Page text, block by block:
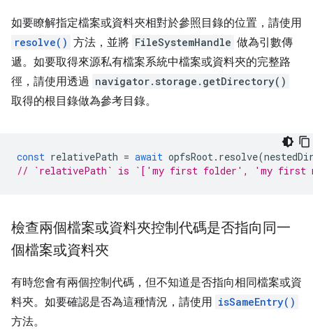
如要瞭解指定檔案或資料夾相對於參照目錄的位置，請使用
resolve() 方法，並將 FileSystemHandle 做為引數傳
遞。如要取得來源私有檔案系統中檔案或資料夾的完整路
徑，請使用透過 navigator.storage.getDirectory()
取得的根目錄做為參考目錄。
const relativePath = await opfsRoot . resolve(
// `relativePath` is `['my first folder', 'my first
檢查兩個檔案或資料夾控制代碼是否指向同一
個檔案或資料夾
有時您會有兩個控制代碼，但不知道是否指向相同檔案或資
料夾。如要確認是否為這種情況，請使用 isSameEntry()
方法。